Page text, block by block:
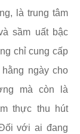
là trung tâm
sầm uất bậc
chỉ cung cấp
ngày cho
mà còn là
thực thu hút
với ai đang